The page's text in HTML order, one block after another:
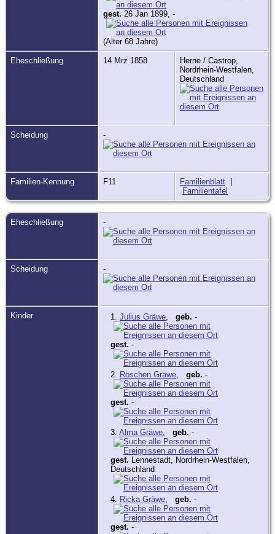
gest. 26 Jan 1899, -
(Alter 68 Jahre)
Eheschließung 14 Mrz 1858
Herne / Castrop,
Nordrhein-Westfalen,
Deutschland
Scheidung -
Familien-Kennung F11 Familienblatt
Familientafel
Eheschließung -
Scheidung -
Kinder 1. Julius Gräwe, geb. -
gest. -
2. Röschen Gräwe, geb. -
gest. -
3. Alma Gräwe, geb. -
gest. Lennestadt, Nordrhein-Westfalen,
Deutschland
4. Ricka Gräwe, geb. -
gest. -